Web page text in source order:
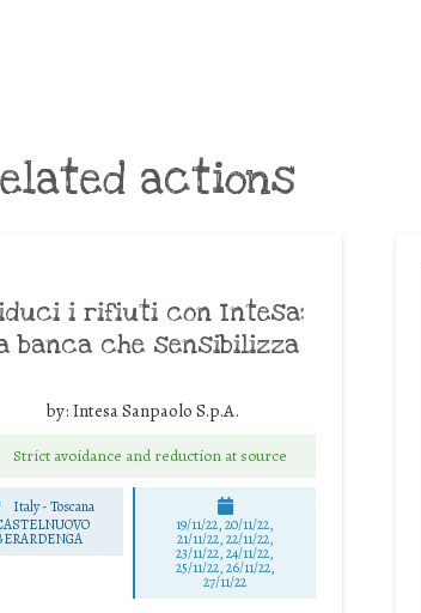
actions
i rifiuti con Intesa:
banca che sensibilizza
by: Intesa Sanpaolo S.p.A.
Strict avoidance and reduction at source
Italy - Toscana
19/11/22, 20/11/22,
21/11/22, 22/11/22,
23/11/22, 24/11/22,
25/11/22, 26/11/22,
27/11/22